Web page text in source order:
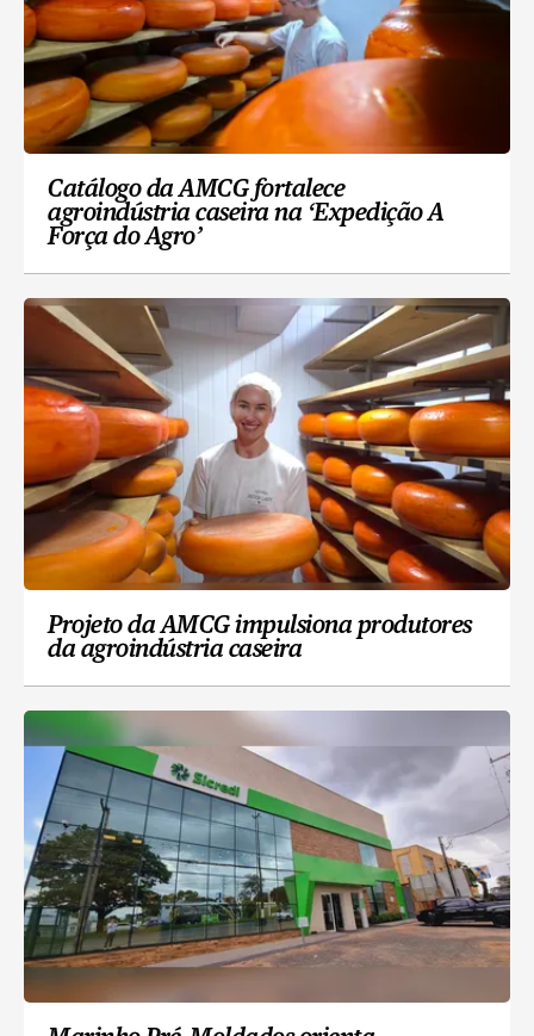
Catálogo da AMCG fortalece
agroindústria caseira na ‘Expedição A
Força do Agro’
Projeto da AMCG impulsiona produtores
da agroindústria caseira